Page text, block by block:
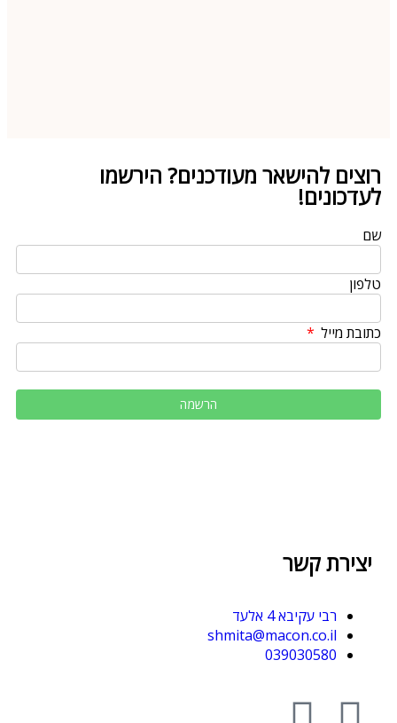
רוצים להישאר מעודכנים? הירשמו
לעדכונים!
שם
טלפון
כתובת מייל
יצירת קשר
רבי עקיבא 4 אלעד
shmita@macon.co.il
039030580